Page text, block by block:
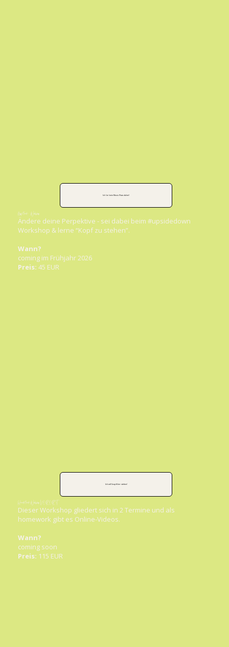
Ich bin beim Music-Flow dabei!
Kopfstand- Workshop
Ändere deine Perpektive - sei dabei beim #upsidedown
Workshop & lerne “Kopf zu stehen”.
Wann?
coming im Frühjahr 2026
Preis: 45 EUR
Ich will kopfüber stehen!
Handstand-Workshop VOR ORT
Dieser Workshop gliedert sich in 2 Termine und als
homework gibt es Online-Videos.
Wann?
coming soon
Preis: 115 EUR